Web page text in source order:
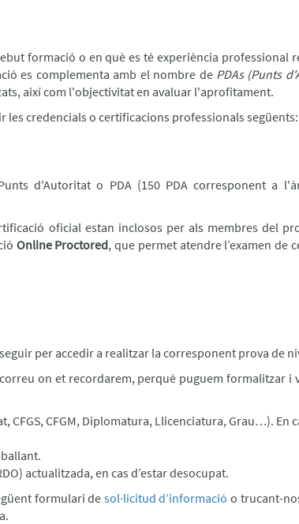
formació o en què es té experiència professional
es complementa amb el nombre de PDAs (Punts
així com l'objectivitat en avaluar l'aprofitament.
credencials o certificacions professionals següents:
d'Autoritat o PDA (150 PDA corresponent a
oficial estan inclosos per als membres del
Online Proctored, que permet atendre l’examen de
per accedir a realitzar la corresponent prova de
on et recordarem, perquè puguem formalitzar
CFGM, Diplomatura, Llicenciatura, Grau…). En
actualitzada, en cas d’estar desocupat.
formulari de sol·licitud d’informació o trucant-